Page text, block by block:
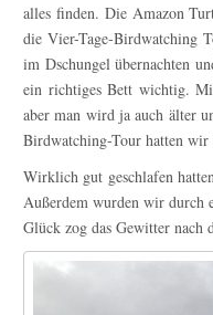
alles finden. Die Amazon
die Vier-Tage-Birdwatching
im Dschungel übernachten
ein richtiges Bett wichtig.
aber man wird ja auch älter
Birdwatching-Tour hatten
Wirklich gut geschlafen
Außerdem wurden wir durch
Glück zog das Gewitter nach